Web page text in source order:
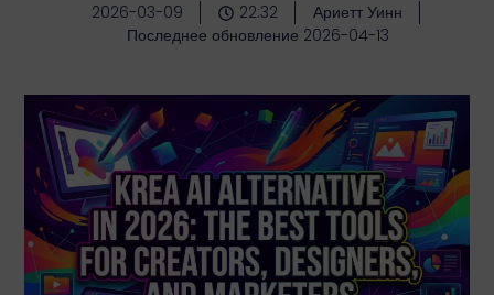
2026-03-09 22:32
Ариетт Уинн
Последнее обновление 2026-04-13